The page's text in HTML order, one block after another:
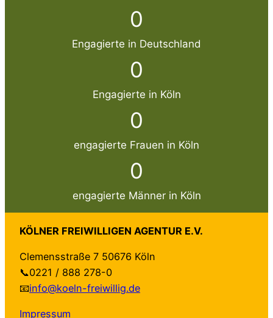
0
Engagierte in Deutschland
0
Engagierte in Köln
0
engagierte Frauen in Köln
0
engagierte Männer in Köln
KÖLNER FREIWILLIGEN AGENTUR E.V.
Clemensstraße 7 50676 Köln
📞0221 / 888 278-0
📧info@koeln-freiwillig.de
Impressum